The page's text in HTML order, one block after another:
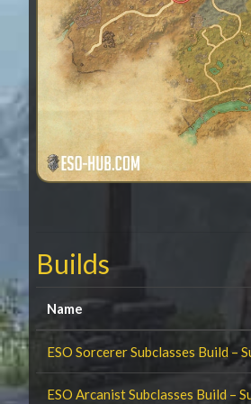
Builds
Name
ESO Sorcerer Subclasses Build –
ESO Arcanist Subclasses Build –